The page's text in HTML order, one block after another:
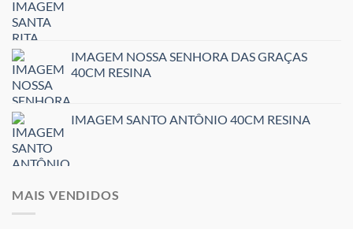
IMAGEM NOSSA SENHORA DAS GRAÇAS
40CM RESINA
IMAGEM SANTO ANTÔNIO 40CM RESINA
MAIS VENDIDOS